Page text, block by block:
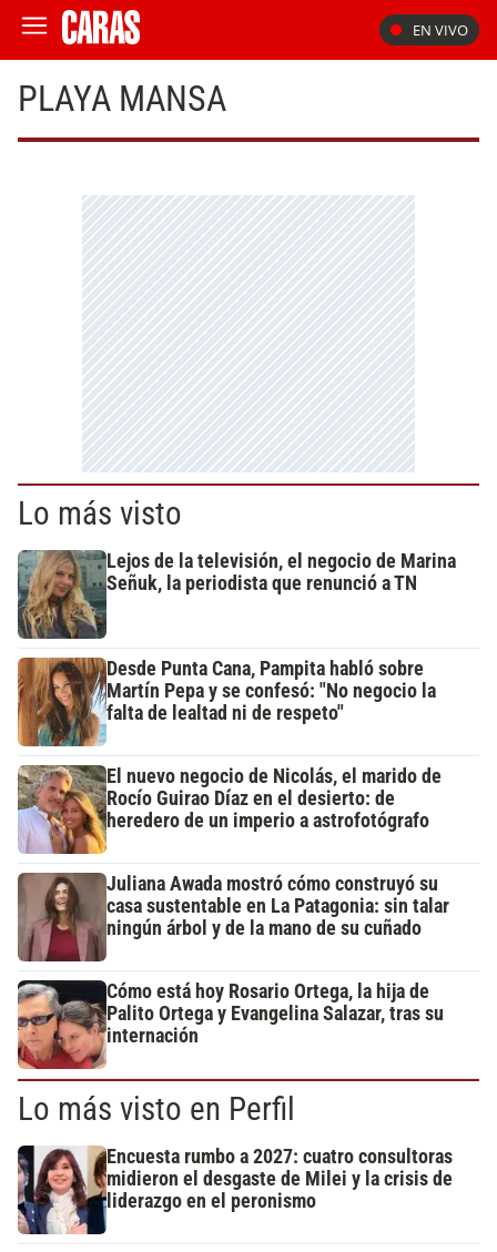
EN VIVO
PLAYA MANSA
Lo más visto
Lejos de la televisión, el negocio de Marina
Señuk, la periodista que renunció a TN
Desde Punta Cana, Pampita habló sobre
Martín Pepa y se confesó: "No negocio la
falta de lealtad ni de respeto"
El nuevo negocio de Nicolás, el marido de
Rocío Guirao Díaz en el desierto: de
heredero de un imperio a astrofotógrafo
Juliana Awada mostró cómo construyó su
casa sustentable en La Patagonia: sin talar
ningún árbol y de la mano de su cuñado
Cómo está hoy Rosario Ortega, la hija de
Palito Ortega y Evangelina Salazar, tras su
internación
Lo más visto en Perfil
Encuesta rumbo a 2027: cuatro consultoras
midieron el desgaste de Milei y la crisis de
liderazgo en el peronismo